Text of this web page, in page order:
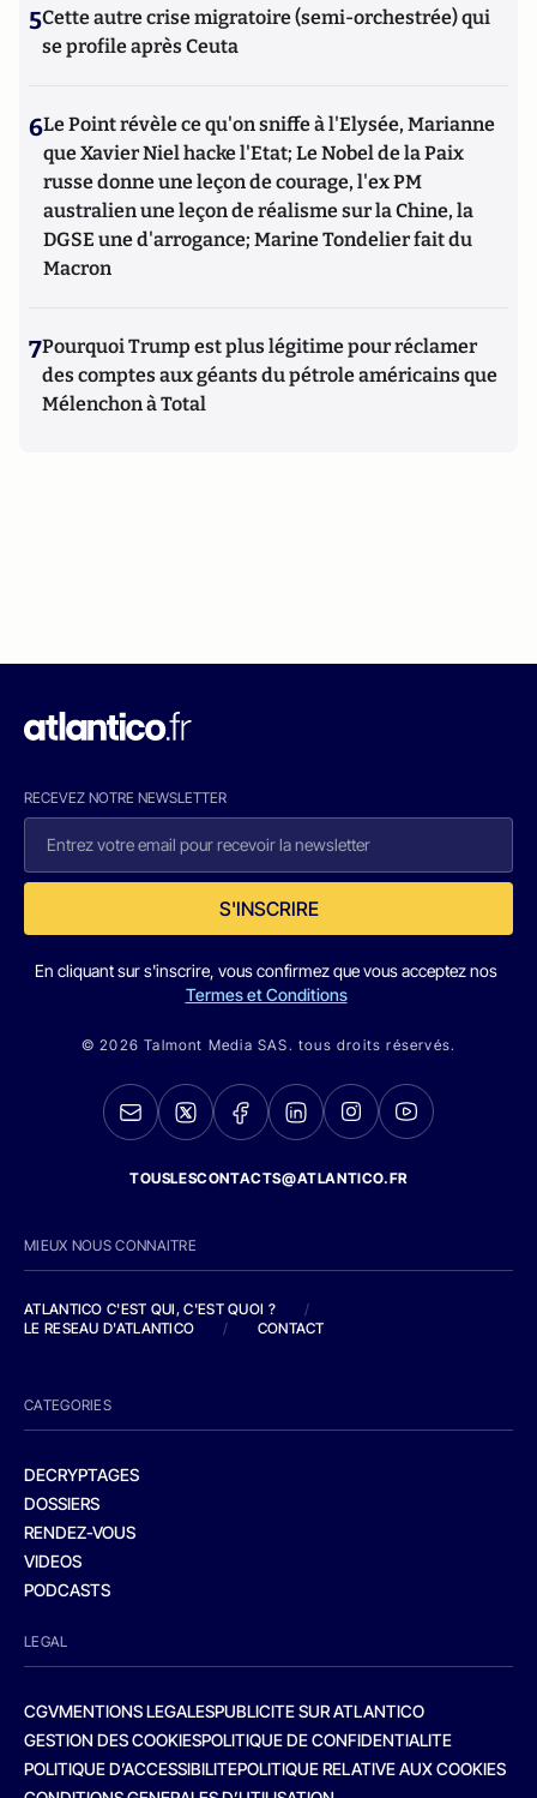
5Cette autre crise migratoire (semi-orchestrée) qui
se profile après Ceuta
6Le Point révèle ce qu'on sniffe à l'Elysée, Marianne
que Xavier Niel hacke l'Etat; Le Nobel de la Paix
russe donne une leçon de courage, l'ex PM
australien une leçon de réalisme sur la Chine, la
DGSE une d'arrogance; Marine Tondelier fait du
Macron
7Pourquoi Trump est plus légitime pour réclamer
des comptes aux géants du pétrole américains que
Mélenchon à Total
RECEVEZ NOTRE NEWSLETTER
S'INSCRIRE
En cliquant sur s'inscrire, vous confirmez que vous acceptez nos
Termes et Conditions
© 2026 Talmont Media SAS. tous droits réservés.
TOUSLESCONTACTS@ATLANTICO.FR
MIEUX NOUS CONNAITRE
ATLANTICO C'EST QUI, C'EST QUOI ?
/
LE RESEAU D'ATLANTICO
/ CONTACT
CATEGORIES
DECRYPTAGES
DOSSIERS
RENDEZ-VOUS
VIDEOS
PODCASTS
LEGAL
CGVMENTIONS LEGALESPUBLICITE SUR ATLANTICO
GESTION DES COOKIESPOLITIQUE DE CONFIDENTIALITE
POLITIQUE D’ACCESSIBILITEPOLITIQUE RELATIVE AUX COOKIES